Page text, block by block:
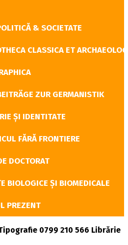
& SOCIETATE
CLASSICA ET
ZUR GERMANISTIK
ȘI IDENTITATE
FĂRĂ FRONTIERE
DOCTORAT
BIOLOGICE ŞI BIOMEDICALE
PREZENT
0799 210 566 Librărie